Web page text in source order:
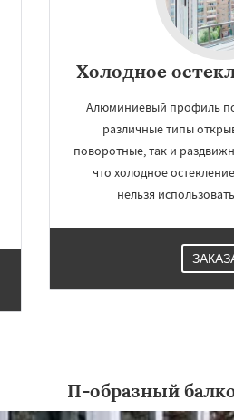
Холодное
Алюминиевый профиль
различные типы
поворотные, так и
что холодное
нельзя
П-образный